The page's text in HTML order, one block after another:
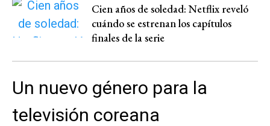
Cien años de soledad: Netflix reveló
cuándo se estrenan los capítulos
finales de la serie
Un nuevo género para la
televisión coreana